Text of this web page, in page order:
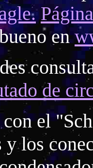
en
de
con el
y los